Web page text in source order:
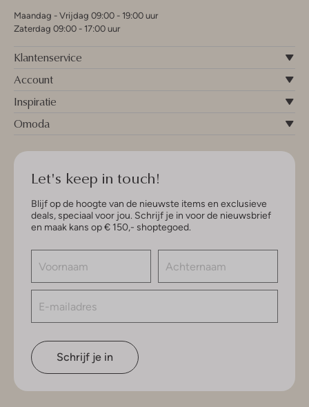
Maandag - Vrijdag 09:00 - 19:00 uur
Zaterdag 09:00 - 17:00 uur
Klantenservice
Account
Inspiratie
Omoda
Let's keep in touch!
Blijf op de hoogte van de nieuwste items en exclusieve
deals, speciaal voor jou. Schrijf je in voor de nieuwsbrief
en maak kans op € 150,- shoptegoed.
Schrijf je in